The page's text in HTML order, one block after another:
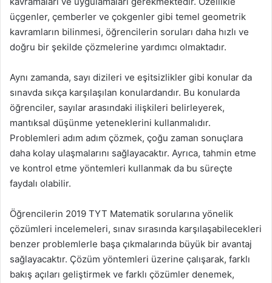
üçgenler, çemberler ve çokgenler gibi temel geometrik
kavramların bilinmesi, öğrencilerin soruları daha hızlı ve
doğru bir şekilde çözmelerine yardımcı olmaktadır.
Aynı zamanda, sayı dizileri ve eşitsizlikler gibi konular da
sınavda sıkça karşılaşılan konulardandır. Bu konularda
öğrenciler, sayılar arasındaki ilişkileri belirleyerek,
mantıksal düşünme yeteneklerini kullanmalıdır.
Problemleri adım adım çözmek, çoğu zaman sonuçlara
daha kolay ulaşmalarını sağlayacaktır. Ayrıca, tahmin etme
ve kontrol etme yöntemleri kullanmak da bu süreçte
faydalı olabilir.
Öğrencilerin 2019 TYT Matematik sorularına yönelik
çözümleri incelemeleri, sınav sırasında karşılaşabilecekleri
benzer problemlerle başa çıkmalarında büyük bir avantaj
sağlayacaktır. Çözüm yöntemleri üzerine çalışarak, farklı
bakış açıları geliştirmek ve farklı çözümler denemek,